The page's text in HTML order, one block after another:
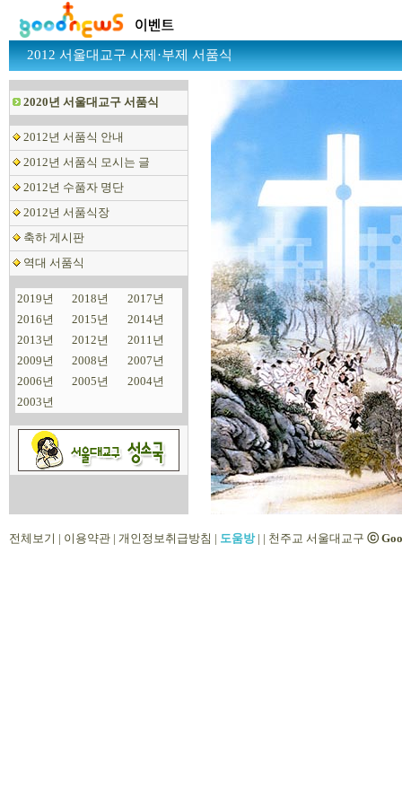
2012 서울대교구 사제·부제 서품식
2020년 서울대교구 서품식
2012년 서품식 안내
2012년 서품식 모시는 글
2012년 수품자 명단
2012년 서품식장
축하 게시판
역대 서품식
2019년 2018년
2017년
2016년
2015년
2014년
2013년
2012년
2011년
2009년
2008년
2007년
2006년
2005년
2004년
2003년
전체보기 | 이용약관 | 개인정보취급방침 | 도움방 | | 천주교 서울대교구 ⓒ